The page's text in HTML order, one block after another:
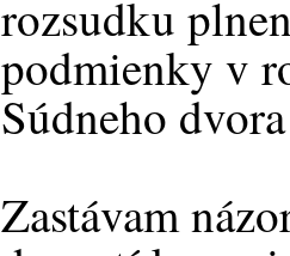
rozsudku
podmienky v
Súdneho
Zastávam